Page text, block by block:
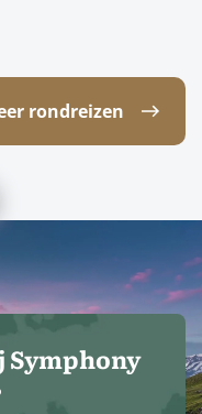
rondreizen
Symphony